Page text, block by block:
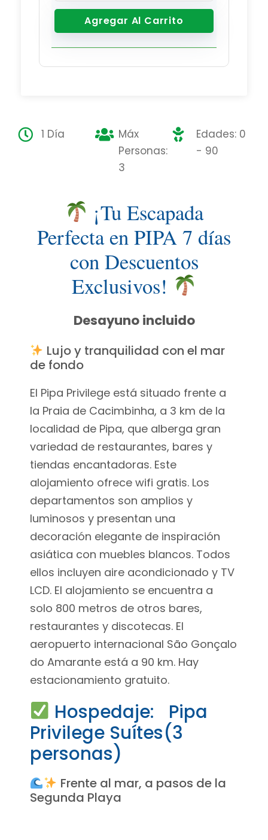
Agregar Al Carrito
1 Día
Máx
Personas:
3
Edades: 0
- 90
¡Tu Escapada
Perfecta en PIPA 7 días
con Descuentos
Exclusivos!
Desayuno incluido
Lujo y tranquilidad con el mar
de fondo
El Pipa Privilege está situado frente a
la Praia de Cacimbinha, a 3 km de la
localidad de Pipa, que alberga gran
variedad de restaurantes, bares y
tiendas encantadoras. Este
alojamiento ofrece wifi gratis. Los
departamentos son amplios y
luminosos y presentan una
decoración elegante de inspiración
asiática con muebles blancos. Todos
ellos incluyen aire acondicionado y TV
LCD. El alojamiento se encuentra a
solo 800 metros de otros bares,
restaurantes y discotecas. El
aeropuerto internacional São Gonçalo
do Amarante está a 90 km. Hay
estacionamiento gratuito.
Hospedaje: Pipa
Privilege Suítes(3
personas)
Frente al mar, a pasos de la
Segunda Playa